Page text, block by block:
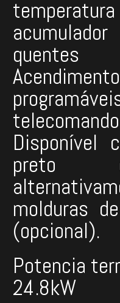
Disponível
preto
molduras
(opcional).
Potencia
24.8kW